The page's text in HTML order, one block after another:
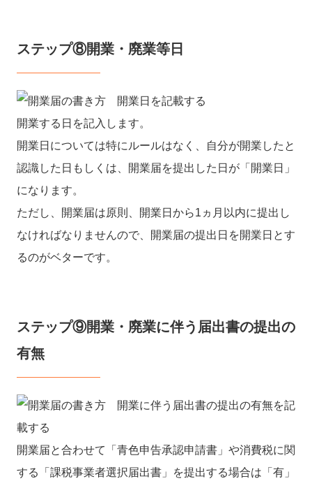
ステップ⑧開業・廃業等日
開業する日を記入します。
開業日については特にルールはなく、自分が開業したと
認識した日もしくは、開業届を提出した日が「開業日」
になります。
ただし、開業届は原則、開業日から1ヵ月以内に提出し
なければなりませんので、開業届の提出日を開業日とす
るのがベターです。
ステップ⑨開業・廃業に伴う届出書の提出の
有無
開業届と合わせて「青色申告承認申請書」や消費税に関
する「課税事業者選択届出書」を提出する場合は「有」